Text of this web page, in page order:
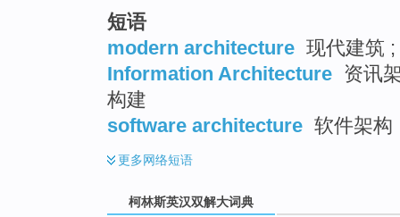
短语
modern architecture 现代建筑
Information Architecture 资讯
构建
software architecture 软件架
更多网络短语
柯林斯英汉双解大词典